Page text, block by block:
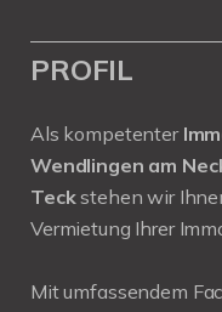
PROFIL
Als kompetenter
Wendlingen am
Teckstehen wir
Vermietung Ihrer
Mit umfassendem